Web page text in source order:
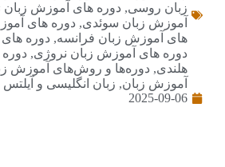
زبان روسی, دوره های آموزش زبان
آموزش زبان سوئدی, دوره های
های آموزش زبان فرانسه, دوره
دوره های آموزش زبان نروژی,
هلندی, دوره‌ها و روش‌های آموزش
آموزش زبان, زبان انگلیسی و آیلتس
2025-09-06